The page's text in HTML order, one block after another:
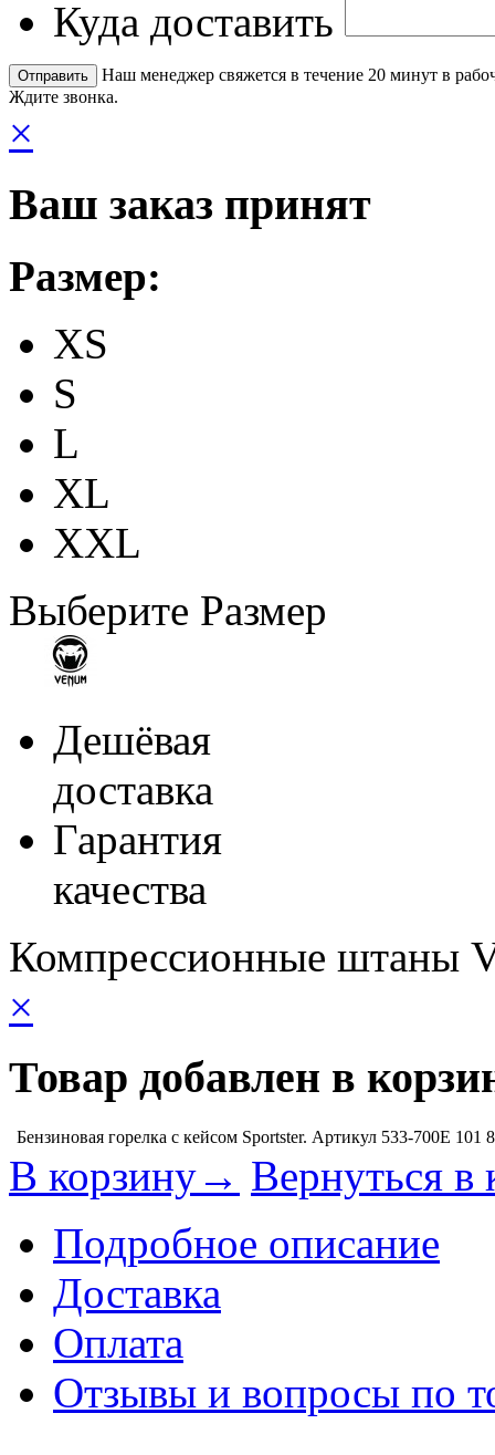
Куда доставить
Наш менеджер свяжется в течение 20 минут в
Ждите звонка.
×
Ваш заказ принят
Размер:
XS
S
L
XL
XXL
Выберите Размер
Дешёвая
доставка
Гарантия
качества
Компрессионные штаны
×
Товар добавлен в
Бензиновая горелка с кейсом Sportster. Артикул 533-700E 101
В корзину→ Вернуться в
Подробное описание
Доставка
Оплата
Отзывы и вопросы по